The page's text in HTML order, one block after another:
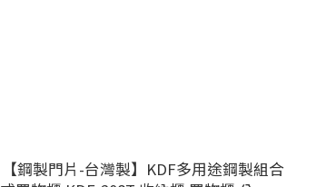
【鋼製門片-台灣製】KDF多用途鋼製組合